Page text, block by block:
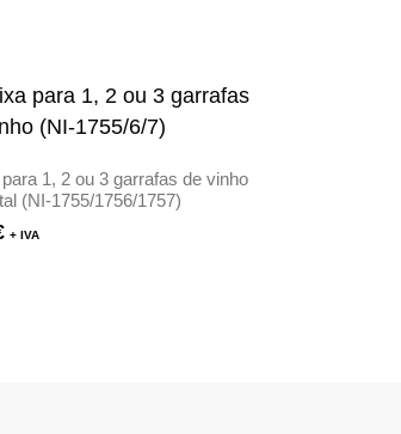
1, 2 ou 3 garrafas de vinho
(NI-1755/1756/1757)
+ IVA